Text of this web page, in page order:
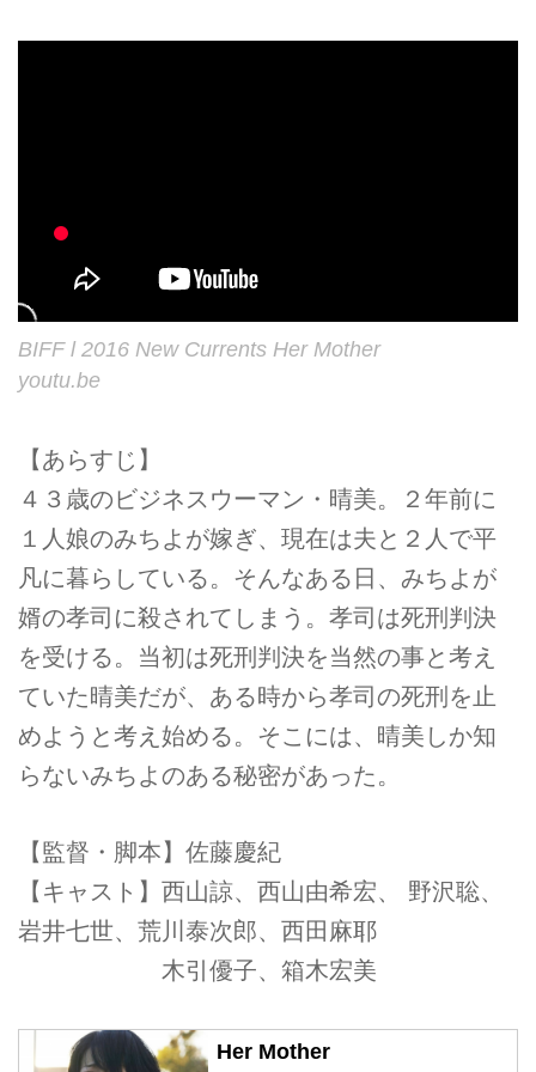
BIFF l 2016 New Currents Her Mother
youtu.be
【あらすじ】
４３歳のビジネスウーマン・晴美。２年前に
１人娘のみちよが嫁ぎ、現在は夫と２人で平
凡に暮らしている。そんなある日、みちよが
婿の孝司に殺されてしまう。孝司は死刑判決
を受ける。当初は死刑判決を当然の事と考え
ていた晴美だが、ある時から孝司の死刑を止
めようと考え始める。そこには、晴美しか知
らないみちよのある秘密があった。
【監督・脚本】佐藤慶紀
【キャスト】西山諒、西山由希宏、 野沢聡、
岩井七世、荒川泰次郎、西田麻耶
木引優子、箱木宏美
Her Mother